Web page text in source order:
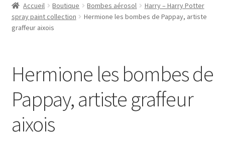
Réalisations
Ouvrir
Contact
Newsletter
Shop
Accueil Boutique Bombes aérosol
Harry – Harry Potter
spray paint collection
Hermione les bombes de Pappay, artiste
graffeur aixois
Hermione les bombes de
Pappay, artiste graffeur
aixois